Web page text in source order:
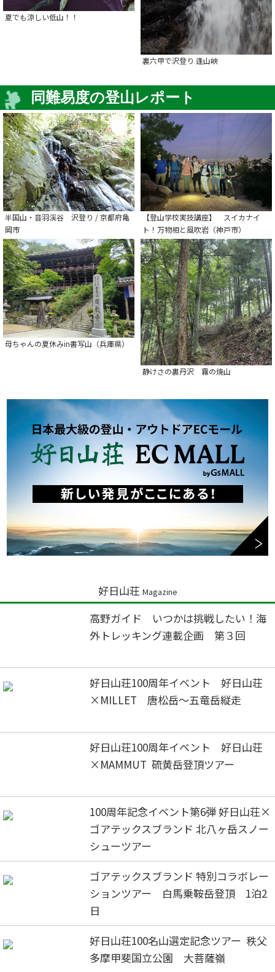
夏でも涼しい低山！！
裏六甲で沢登り 逢山峡
同難易度の登山レポート
半国山・音羽渓谷 沢登り / 京都府亀
岡市
【登山学校実技講座】 スイカナイ
ト！万物相と風吹岩（神戸市）
母ちゃんの夏休みin書写山（兵庫県）
静けさの裏丹沢 霧の焼山
好日山荘 Magazine
高野ガイド いつかは挑戦したい！海
外トレッキング連載企画 第３回
好日山荘100周年イベント 好日山荘
×MILLET 唐松岳～五竜岳縦走
好日山荘100周年イベント 好日山荘
×MAMMUT 硫黄岳登頂ツアー
100周年記念イベント第6弾 好日山荘×
ゴアテックスブランド 北八ヶ岳スノー
シューツアー
ゴアテックスブランド 特別コラボレー
ションツアー 白馬乗鞍岳登頂 1泊2
日
好日山荘100名山選定記念ツアー 秩父
多摩甲斐国立公園 大菩薩嶺